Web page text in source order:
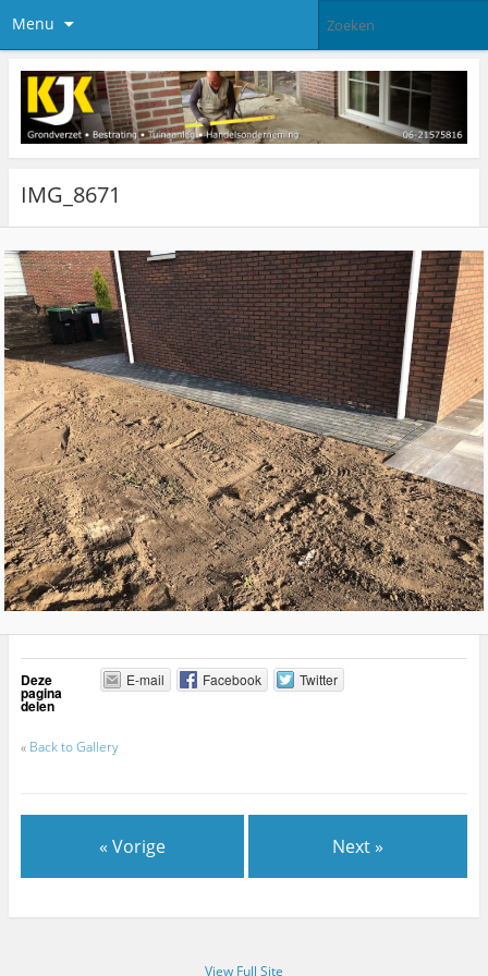
Menu
IMG_8671
Deze
pagina
delen
E-mail Facebook Twitter
« Back to Gallery
« Vorige Next »
View Full Site